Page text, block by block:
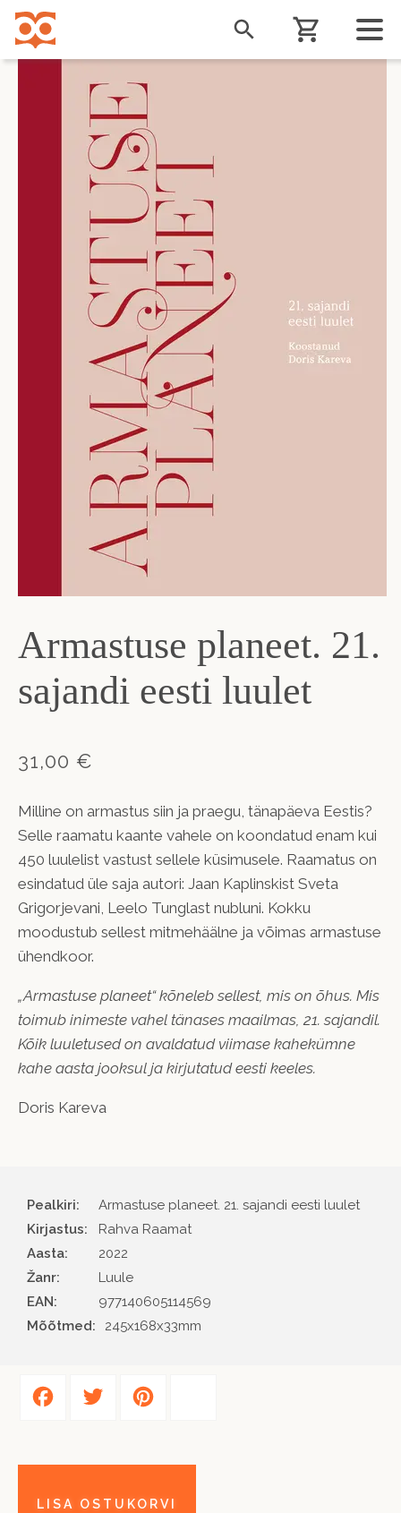
Liigu
edasi
põhisisu
juurde
Armastuse planeet. 21.
sajandi eesti luulet
31,00 €
Milline on armastus siin ja praegu, tänapäeva Eestis?
Selle raamatu kaante vahele on koondatud enam kui
450 luulelist vastust sellele küsimusele. Raamatus on
esindatud üle saja autori: Jaan Kaplinskist Sveta
Grigorjevani, Leelo Tunglast nubluni. Kokku
moodustub sellest mitmehäälne ja võimas armastuse
ühendkoor.
„Armastuse planeet“ kõneleb sellest, mis on õhus. Mis
toimub inimeste vahel tänases maailmas, 21. sajandil.
Kõik luuletused on avaldatud viimase kahekümne
kahe aasta jooksul ja kirjutatud eesti keeles.
Doris Kareva
Pealkiri:
Armastuse planeet. 21. sajandi eesti luulet
Kirjastus
Rahva Raamat
Aasta
2022
Žanr
Luule
EAN
977140605114569
Mõõtmed:
245x168x33mm